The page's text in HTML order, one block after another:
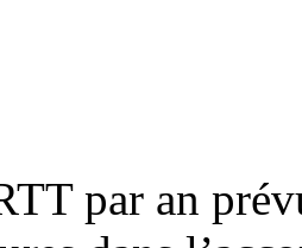
par an